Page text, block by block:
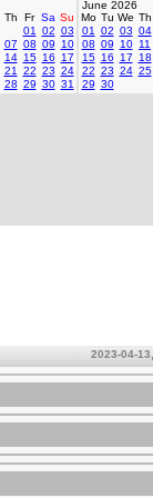
Th Fr Sa Su
01
02 03
07 08 09
10
14 15 16
17
21 22 23 24
28 29 30 31
June 2026
Mo Tu We Th
01
02 03 04
08 09 10 11
15 16 17 18
22 23 24 25
29 30
2023-04-